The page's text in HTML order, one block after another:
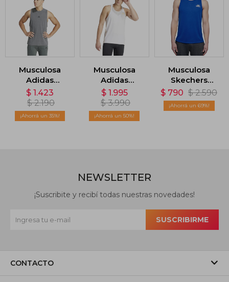
Musculosa
Adidas
Designed -
Gris
$ 1.423
$ 2.190
35
Musculosa
Adidas
Adizero
Running -
Blanco
$ 1.995
$ 3.990
50
Musculosa
Skechers
Event Singlet -
Azul
$ 790 $ 2.590
69
CONTACTO
NEWSLETTER
¡Suscribite y recibí todas nuestras novedades!
SUSCRIBIRME